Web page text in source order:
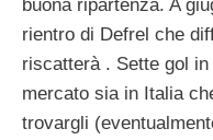
buona ripartenza. A
rientro di Defrel che
riscatterà . Sette gol
mercato sia in Italia
trovargli